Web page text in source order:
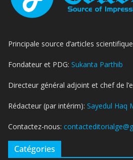
Principale source d’articles
Fondateur et PDG: Sukanta Parthib
Directeur général adjoint et chef de
Rédacteur (par intérim): Sayedul Haq
Contactez-nous:
Catégories